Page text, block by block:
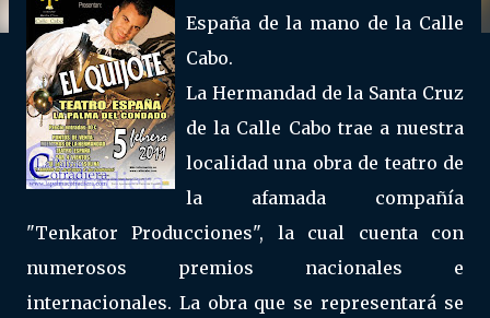
España de la mano de la Calle
Cabo.
La Hermandad de la Santa Cruz
de la Calle Cabo trae a nuestra
localidad una obra de teatro de
la afamada compañía
"Tenkator Producciones", la cual cuenta con
numerosos premios nacionales e
internacionales. La obra que se representará se